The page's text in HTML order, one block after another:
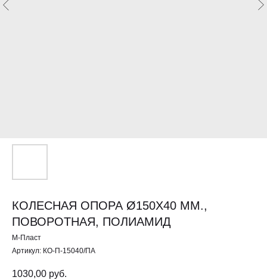
КОЛЕСНАЯ ОПОРА Ø150Х40 ММ.,
ПОВОРОТНАЯ, ПОЛИАМИД
М-Пласт
Артикул: КО-П-15040/ПА
1030,00 руб.